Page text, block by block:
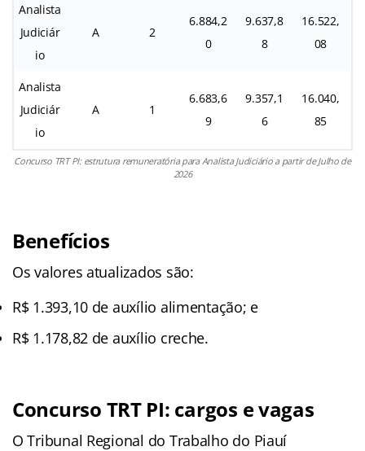
Analista
Judiciár
io
A 2
6.884,2
0
9.637,8
8
16.522,
08
Analista
Judiciár
io
A 1
6.683,6
9
9.357,1
6
16.040,
85
Concurso TRT PI: estrutura remuneratória para Analista Judiciário a partir de Julho de
2026
Benefícios
Os valores atualizados são:
R$ 1.393,10 de auxílio alimentação; e
R$ 1.178,82 de auxílio creche.
Concurso TRT PI: cargos e vagas
O Tribunal Regional do Trabalho do Piauí